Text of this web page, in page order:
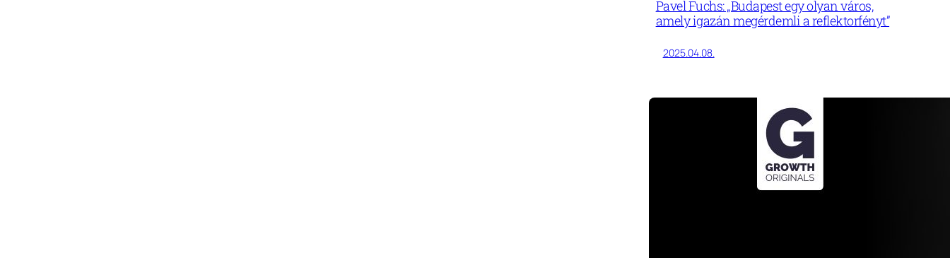
Pavel Fuchs: „Budapest egy olyan város,
amely igazán megérdemli a reflektorfényt”
2025.04.08.